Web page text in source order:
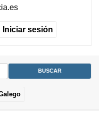
Iniciar sesión